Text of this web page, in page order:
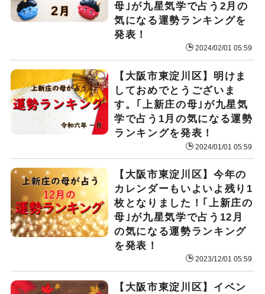
母｣が九星気学で占う2月の
気になる運勢ランキングを
発表！
2024/02/01 05:59
【大阪市東淀川区】明けま
しておめでとうございま
す。｢上新庄の母｣が九星気
学で占う1月の気になる運勢
ランキングを発表！
2024/01/01 05:59
【大阪市東淀川区】今年の
カレンダーもいよいよ残り1
枚となりました！｢上新庄の
母｣が九星気学で占う12月
の気になる運勢ランキング
を発表！
2023/12/01 05:59
【大阪市東淀川区】イベン